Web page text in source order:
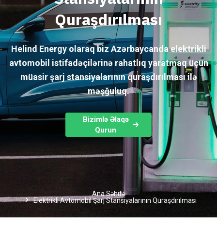
Quraşdırılması
Helind Energy olaraq biz Azərbaycanda elektrikli
avtomobil istifadəçilərinə rahatlıq yaratmaq üçün
müasir şarj stansiyalarının quraşdırılması ilə
məşğuluq.
Bizimlə Əlaqə
Qurun
Ana Səhifə
Elektrikli Avtomobil Şarj Stansiyalarının Quraşdırılması